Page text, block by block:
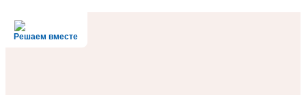
Решаем вместе